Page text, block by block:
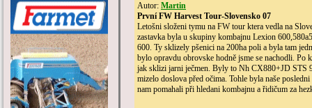
Autor: Martin
První FW Harvest Tour-Slovensko 07
Letošni složeni tymu na FW tour ktera vedla na
zastavka byla u skupiny kombajnu Lexion
600. Ty sklizely pšenici na 200ha poli a byla tam
bylo opravdu obrovske hodně jsme se nachodli. Po
jak sklizi jarni ječmen. Byly to Nh CX880+JD STS
mizelo doslova před očima. Tohle byla naše
nam pomahali při hledani kombajnu a řidičum za